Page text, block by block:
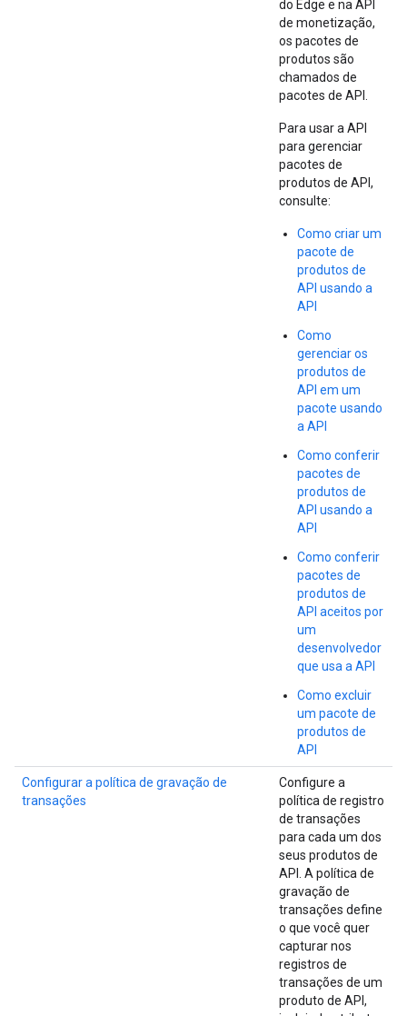
do Edge e na API
de monetização,
os pacotes de
produtos são
chamados de
pacotes de API.
Para usar a API
para gerenciar
pacotes de
produtos de API,
consulte:
Como criar um
pacote de
produtos de
API usando a
API
Como
gerenciar os
produtos de
API em um
pacote usando
a API
Como conferir
pacotes de
produtos de
API usando a
API
Como conferir
pacotes de
produtos de
API aceitos por
um
desenvolvedor
que usa a API
Como excluir
um pacote de
produtos de
API
Configurar a política de gravação de
transações
Configure a
política de registro
de transações
para cada um dos
seus produtos de
API. A política de
gravação de
transações define
o que você quer
capturar nos
registros de
transações de um
produto de API,